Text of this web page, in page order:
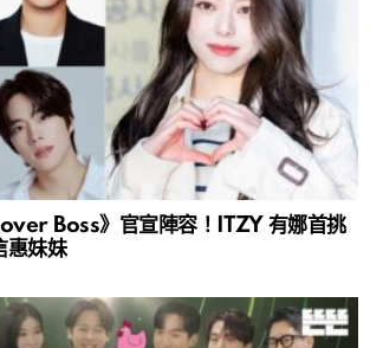
Boss》官宣陣容！ITZY 有娜首挑
惠妹妹